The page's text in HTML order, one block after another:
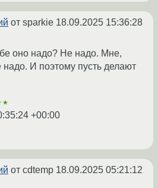
от sparkie 18.09.2025 15:36:28
оно надо? Не надо. Мне,
И поэтому пусть делают
+00:00
от cdtemp 18.09.2025 05:21:12